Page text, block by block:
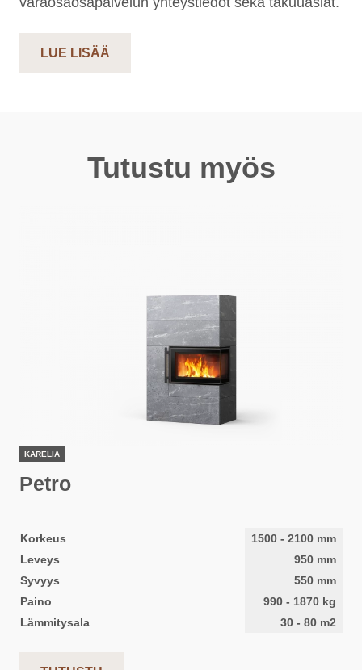
LUE LISÄÄ
Tutustu myös
KARELIA
Petro
Korkeus 1500 - 2100 mm
Leveys
950 mm
Syvyys
550 mm
Paino
990 - 1870 kg
Lämmitysala
30 - 80 m2